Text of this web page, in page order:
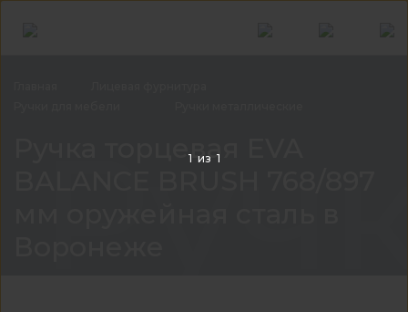
Ручка торцевая EVA
1 из 1